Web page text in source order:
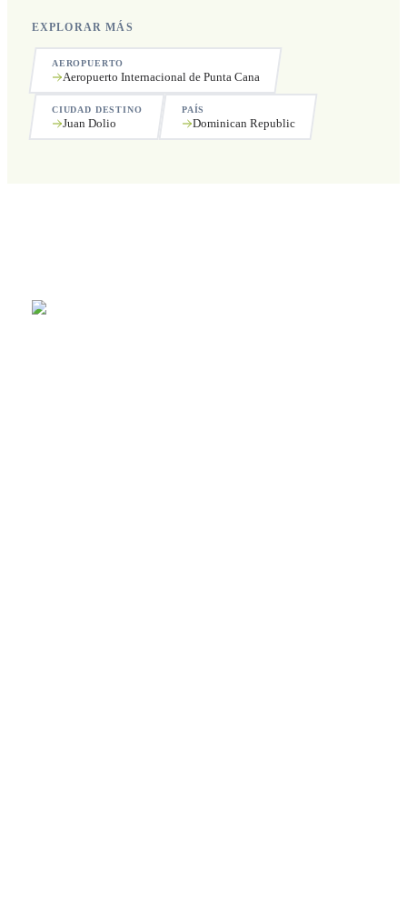
EXPLORAR MÁS
AEROPUERTO
Aeropuerto Internacional de Punta Cana
CIUDAD DESTINO
Juan Dolio
PAÍS
Dominican Republic